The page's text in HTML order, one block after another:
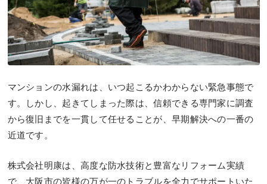
マンションの水漏れは、いつ起こるかわからない緊急事態で
す。しかし、起きてしまった際は、信頼できる専門家に調査
から復旧までを一貫して任せることが、早期解決への一番の
近道です。
株式会社明康は、高度な防水技術と豊富なリフォーム実績
で、大阪市の皆様の万が一のトラブルを全力でサポートいた